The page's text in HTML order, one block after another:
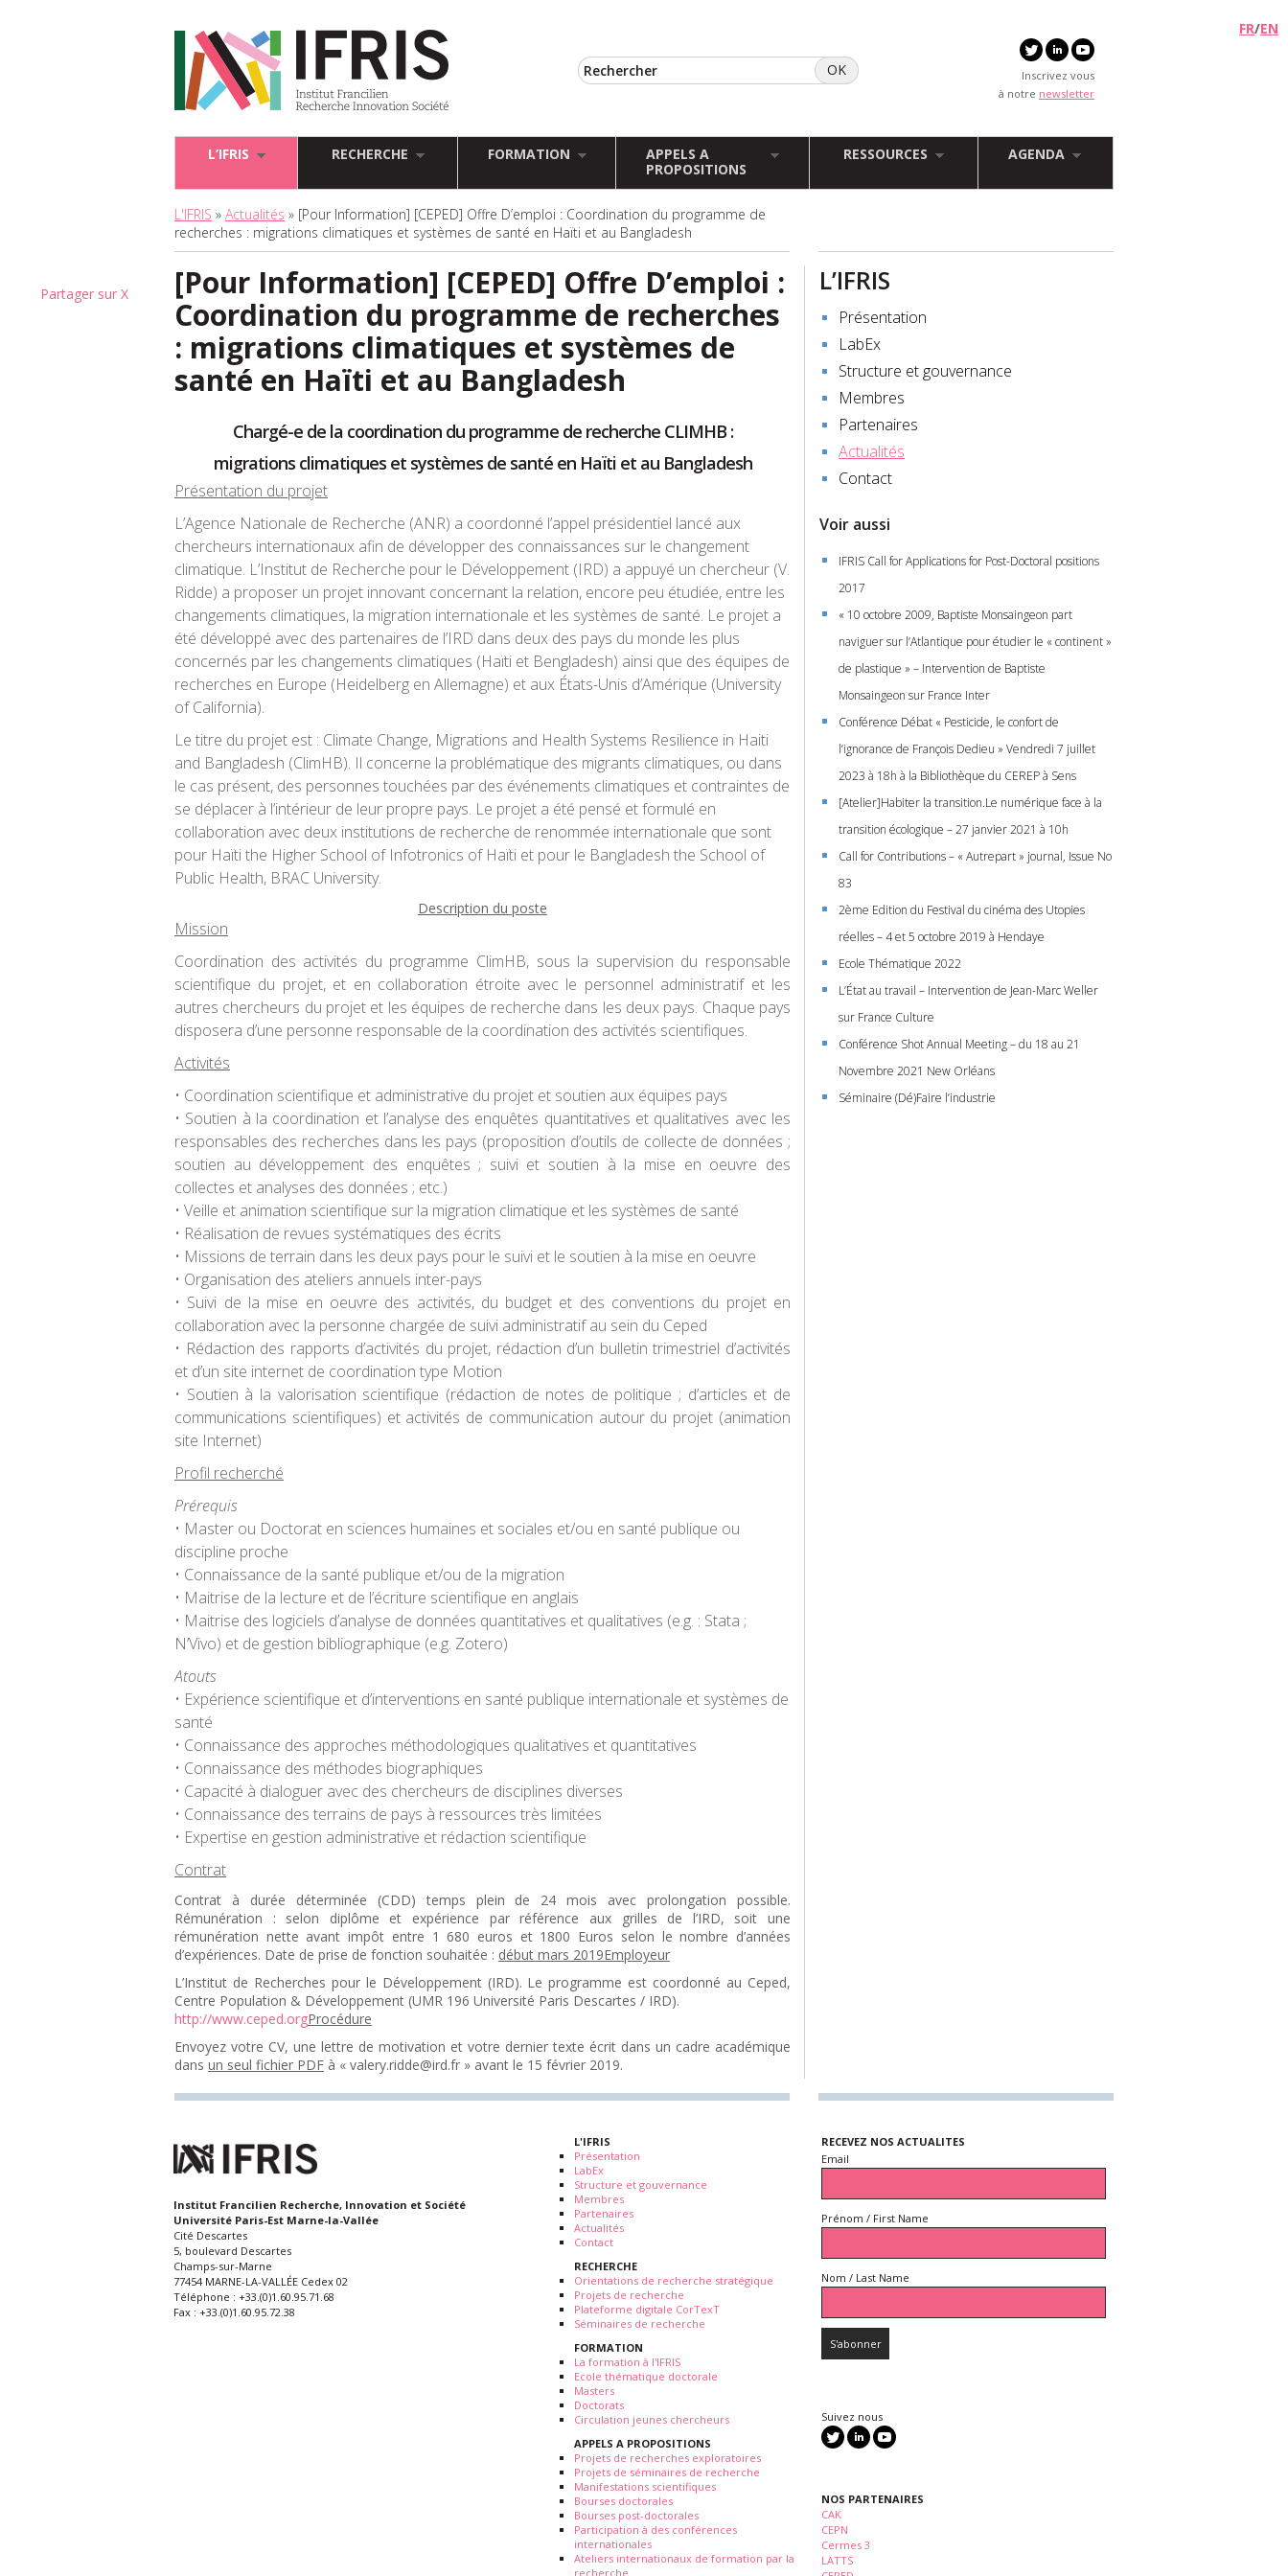
Inscrivez vous
à notre newsletter
FR/EN
L’IFRIS RECHERCHE FORMATION
APPELS A
PROPOSITIONS
RESSOURCES AGENDA
L'IFRIS » Actualités » [Pour Information] [CEPED] Offre D’emploi : Coordination du programme de
recherches : migrations climatiques et systèmes de santé en Haïti et au Bangladesh
Partager sur X
[Pour Information] [CEPED] Offre D’emploi :
Coordination du programme de recherches
: migrations climatiques et systèmes de
santé en Haïti et au Bangladesh
Chargé-e de la coordination du programme de recherche CLIMHB :
migrations climatiques et systèmes de santé en Haïti et au Bangladesh
Présentation du projet
L’Agence Nationale de Recherche (ANR) a coordonné l’appel présidentiel lancé aux
chercheurs internationaux afin de développer des connaissances sur le changement
climatique. L’Institut de Recherche pour le Développement (IRD) a appuyé un chercheur (V.
Ridde) a proposer un projet innovant concernant la relation, encore peu étudiée, entre les
changements climatiques, la migration internationale et les systèmes de santé. Le projet a
été développé avec des partenaires de l’IRD dans deux des pays du monde les plus
concernés par les changements climatiques (Haïti et Bengladesh) ainsi que des équipes de
recherches en Europe (Heidelberg en Allemagne) et aux États-Unis d’Amérique (University
of California).
Le titre du projet est : Climate Change, Migrations and Health Systems Resilience in Haiti
and Bangladesh (ClimHB). Il concerne la problématique des migrants climatiques, ou dans
le cas présent, des personnes touchées par des événements climatiques et contraintes de
se déplacer à l’intérieur de leur propre pays. Le projet a été pensé et formulé en
collaboration avec deux institutions de recherche de renommée internationale que sont
pour Haïti the Higher School of Infotronics of Haïti et pour le Bangladesh the School of
Public Health, BRAC University.
Description du poste
Mission
Coordination des activités du programme ClimHB, sous la supervision du responsable
scientifique du projet, et en collaboration étroite avec le personnel administratif et les
autres chercheurs du projet et les équipes de recherche dans les deux pays. Chaque pays
disposera d’une personne responsable de la coordination des activités scientifiques.
Activités
• Coordination scientifique et administrative du projet et soutien aux équipes pays
• Soutien à la coordination et l’analyse des enquêtes quantitatives et qualitatives avec les
responsables des recherches dans les pays (proposition d’outils de collecte de données ;
soutien au développement des enquêtes ; suivi et soutien à la mise en oeuvre des
collectes et analyses des données ; etc.)
• Veille et animation scientifique sur la migration climatique et les systèmes de santé
• Réalisation de revues systématiques des écrits
• Missions de terrain dans les deux pays pour le suivi et le soutien à la mise en oeuvre
• Organisation des ateliers annuels inter-pays
• Suivi de la mise en oeuvre des activités, du budget et des conventions du projet en
collaboration avec la personne chargée de suivi administratif au sein du Ceped
• Rédaction des rapports d’activités du projet, rédaction d’un bulletin trimestriel d’activités
et d’un site internet de coordination type Motion
• Soutien à la valorisation scientifique (rédaction de notes de politique ; d’articles et de
communications scientifiques) et activités de communication autour du projet (animation
site Internet)
Profil recherché
Prérequis
• Master ou Doctorat en sciences humaines et sociales et/ou en santé publique ou
discipline proche
• Connaissance de la santé publique et/ou de la migration
• Maitrise de la lecture et de l’écriture scientifique en anglais
• Maitrise des logiciels d’analyse de données quantitatives et qualitatives (e.g. : Stata ;
N’Vivo) et de gestion bibliographique (e.g. Zotero)
Atouts
• Expérience scientifique et d’interventions en santé publique internationale et systèmes de
santé
• Connaissance des approches méthodologiques qualitatives et quantitatives
• Connaissance des méthodes biographiques
• Capacité à dialoguer avec des chercheurs de disciplines diverses
• Connaissance des terrains de pays à ressources très limitées
• Expertise en gestion administrative et rédaction scientifique
Contrat
Contrat à durée déterminée (CDD) temps plein de 24 mois avec prolongation possible.
Rémunération : selon diplôme et expérience par référence aux grilles de l’IRD, soit une
rémunération nette avant impôt entre 1 680 euros et 1800 Euros selon le nombre d’années
d’expériences. Date de prise de fonction souhaitée : début mars 2019Employeur
L’Institut de Recherches pour le Développement (IRD). Le programme est coordonné au Ceped,
Centre Population & Développement (UMR 196 Université Paris Descartes / IRD).
http://www.ceped.orgProcédure
Envoyez votre CV, une lettre de motivation et votre dernier texte écrit dans un cadre académique
dans un seul fichier PDF à « valery.ridde@ird.fr » avant le 15 février 2019.
L’IFRIS
Présentation
LabEx
Structure et gouvernance
Membres
Partenaires
Actualités
Contact
Voir aussi
IFRIS Call for Applications for Post-Doctoral positions
2017
« 10 octobre 2009, Baptiste Monsaingeon part
naviguer sur l’Atlantique pour étudier le « continent »
de plastique » – Intervention de Baptiste
Monsaingeon sur France Inter
Conférence Débat « Pesticide, le confort de
l’ignorance de François Dedieu » Vendredi 7 juillet
2023 à 18h à la Bibliothèque du CEREP à Sens
[Atelier]Habiter la transition.Le numérique face à la
transition écologique – 27 janvier 2021 à 10h
Call for Contributions – « Autrepart » journal, Issue No
83
2ème Edition du Festival du cinéma des Utopies
réelles – 4 et 5 octobre 2019 à Hendaye
Ecole Thématique 2022
L’État au travail – Intervention de Jean-Marc Weller
sur France Culture
Conférence Shot Annual Meeting – du 18 au 21
Novembre 2021 New Orléans
Séminaire (Dé)Faire l’industrie
Institut Francilien Recherche, Innovation et Société
Université Paris-Est Marne-la-Vallée
Cité Descartes
5, boulevard Descartes
Champs-sur-Marne
77454 MARNE-LA-VALLÉE Cedex 02
Téléphone : +33.(0)1.60.95.71.68
Fax : +33.(0)1.60.95.72.38
L'IFRIS
Présentation
LabEx
Structure et gouvernance
Membres
Partenaires
Actualités
Contact
RECHERCHE
Orientations de recherche stratégique
Projets de recherche
Plateforme digitale CorTexT
Séminaires de recherche
FORMATION
La formation à l'IFRIS
Ecole thématique doctorale
Masters
Doctorats
Circulation jeunes chercheurs
APPELS A PROPOSITIONS
Projets de recherches exploratoires
Projets de séminaires de recherche
Manifestations scientifiques
Bourses doctorales
Bourses post-doctorales
Participation à des conférences
internationales
Ateliers internationaux de formation par la
recherche
RECEVEZ NOS ACTUALITES
Email
Prénom / First Name
Nom / Last Name
Suivez nous
NOS PARTENAIRES
CAK
CEPN
Cermes 3
LATTS